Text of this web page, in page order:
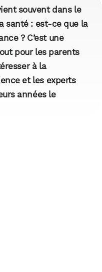
souvent dans le
santé : est-ce que la
?C’est une
pour les parents
à la
et les experts
années le